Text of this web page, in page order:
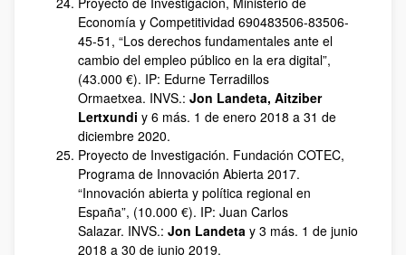
Economía y Competitividad 690483506-83506-
45-51, “Los derechos fundamentales ante el
cambio del empleo público en la era digital”,
(43.000 €). IP: Edurne Terradillos
Ormaetxea. INVS.: Jon Landeta, Aitziber
Lertxundi y 6 más. 1 de enero 2018 a 31 de
diciembre 2020.
Proyecto de Investigación. Fundación COTEC,
Programa de Innovación Abierta 2017.
“Innovación abierta y política regional en
España”, (10.000 €). IP: Juan Carlos
Salazar. INVS.: Jon Landeta y 3 más. 1 de junio
2018 a 30 de junio 2019.